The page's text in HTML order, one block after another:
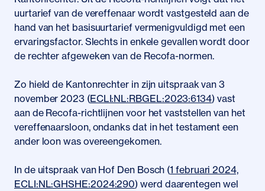
uurtarief van de vereffenaar wordt vastgesteld aan de
hand van het basisuurtarief vermenigvuldigd met een
ervaringsfactor. Slechts in enkele gevallen wordt door
de rechter afgeweken van de Recofa-normen.
Zo hield de Kantonrechter in zijn uitspraak van 3
november 2023 (ECLI:NL:RBGEL:2023:6134) vast
aan de Recofa-richtlijnen voor het vaststellen van het
vereffenaarsloon, ondanks dat in het testament een
ander loon was overeengekomen.
In de uitspraak van Hof Den Bosch (1 februari 2024,
ECLI:NL:GHSHE:2024:290) werd daarentegen wel